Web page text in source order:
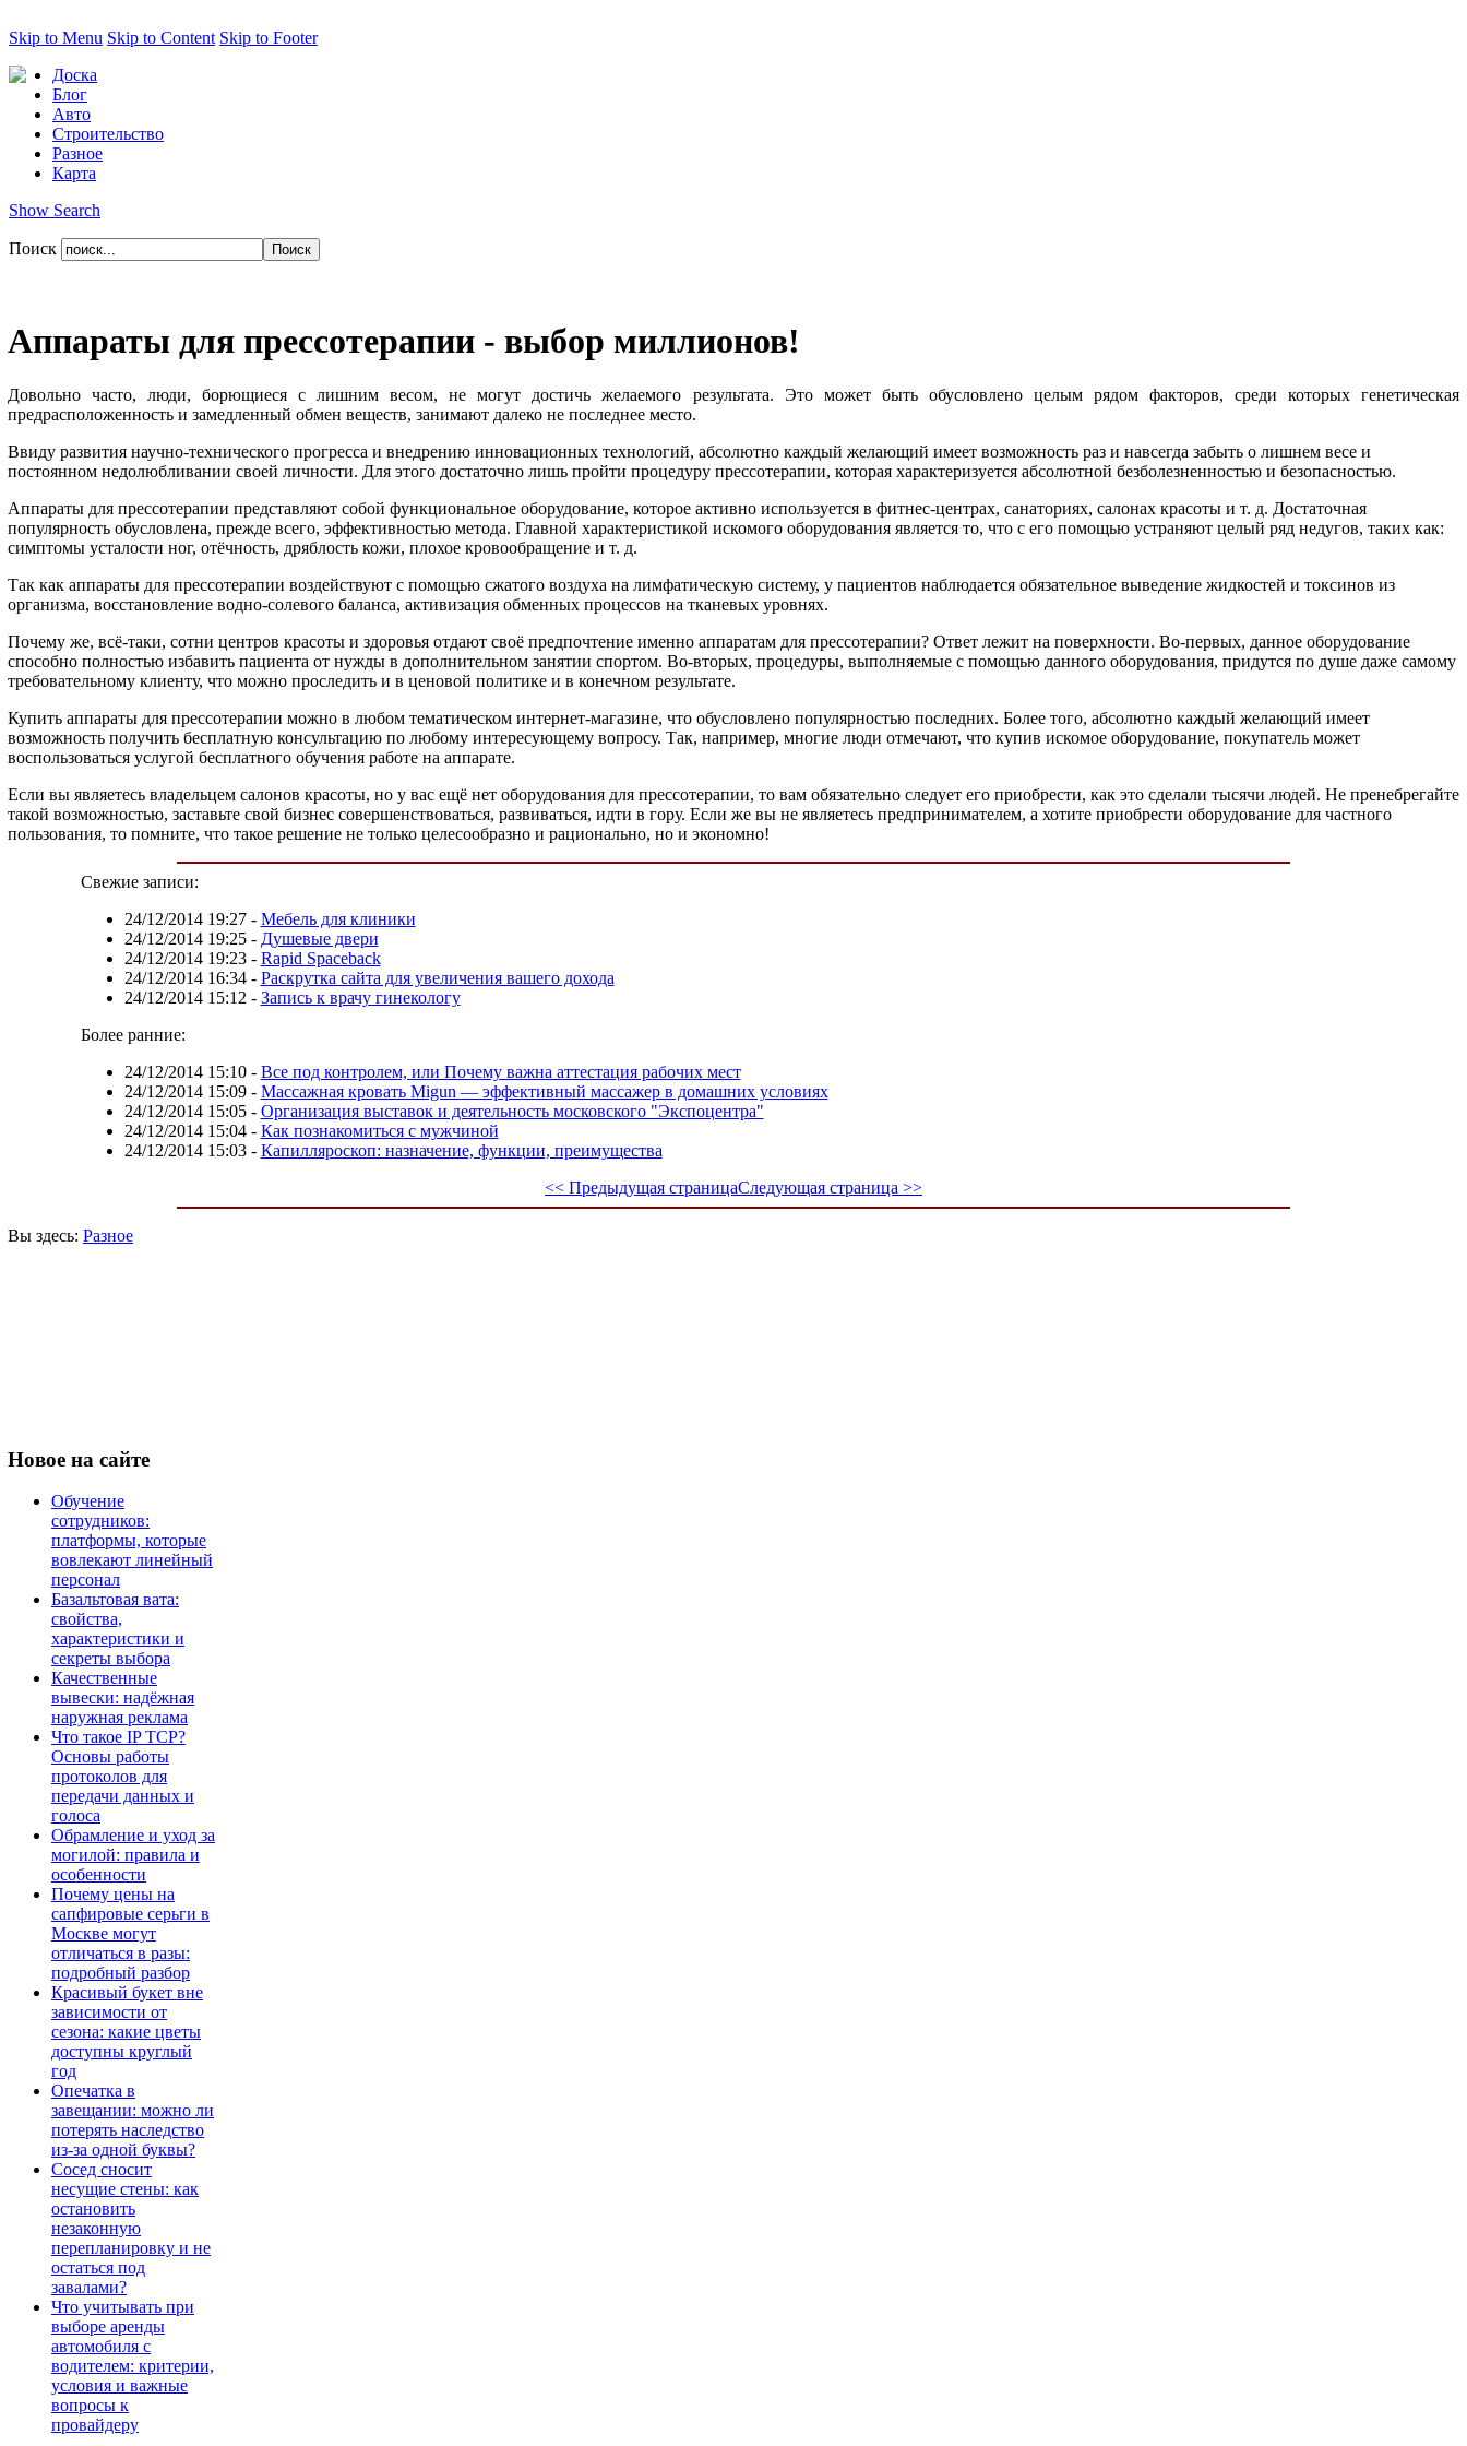
Skip to Menu Skip to Content Skip to Footer
Доска
Блог
Авто
Строительство
Разное
Карта
Show Search
Поиск
Аппараты для прессотерапии - выбор миллионов!
Довольно часто, люди, борющиеся с лишним весом, не могут достичь желаемого результата. Это может быть обусловлено целым рядом факторов, среди которых генетическая
предрасположенность и замедленный обмен веществ, занимают далеко не последнее место.
Ввиду развития научно-технического прогресса и внедрению инновационных технологий, абсолютно каждый желающий имеет возможность раз и навсегда забыть о лишнем весе и
постоянном недолюбливании своей личности. Для этого достаточно лишь пройти процедуру прессотерапии, которая характеризуется абсолютной безболезненностью и безопасностью.
Аппараты для прессотерапии представляют собой функциональное оборудование, которое активно используется в фитнес-центрах, санаториях, салонах красоты и т. д. Достаточная
популярность обусловлена, прежде всего, эффективностью метода. Главной характеристикой искомого оборудования является то, что с его помощью устраняют целый ряд недугов, таких как:
симптомы усталости ног, отёчность, дряблость кожи, плохое кровообращение и т. д.
Так как аппараты для прессотерапии воздействуют с помощью сжатого воздуха на лимфатическую систему, у пациентов наблюдается обязательное выведение жидкостей и токсинов из
организма, восстановление водно-солевого баланса, активизация обменных процессов на тканевых уровнях.
Почему же, всё-таки, сотни центров красоты и здоровья отдают своё предпочтение именно аппаратам для прессотерапии? Ответ лежит на поверхности. Во-первых, данное оборудование
способно полностью избавить пациента от нужды в дополнительном занятии спортом. Во-вторых, процедуры, выполняемые с помощью данного оборудования, придутся по душе даже самому
требовательному клиенту, что можно проследить и в ценовой политике и в конечном результате.
Купить аппараты для прессотерапии можно в любом тематическом интернет-магазине, что обусловлено популярностью последних. Более того, абсолютно каждый желающий имеет
возможность получить бесплатную консультацию по любому интересующему вопросу. Так, например, многие люди отмечают, что купив искомое оборудование, покупатель может
воспользоваться услугой бесплатного обучения работе на аппарате.
Если вы являетесь владельцем салонов красоты, но у вас ещё нет оборудования для прессотерапии, то вам обязательно следует его приобрести, как это сделали тысячи людей. Не пренебрегайте
такой возможностью, заставьте свой бизнес совершенствоваться, развиваться, идти в гору. Если же вы не являетесь предпринимателем, а хотите приобрести оборудование для частного
пользования, то помните, что такое решение не только целесообразно и рационально, но и экономно!
Свежие записи:
24/12/2014 19:27- Мебель для клиники
24/12/2014 19:25- Душевые двери
24/12/2014 19:23- Rapid Spaceback
24/12/2014 16:34- Раскрутка сайта для увеличения вашего дохода
24/12/2014 15:12 - Запись к врачу гинекологу
Более ранние:
24/12/2014 15:10- Все под контролем, или Почему важна аттестация рабочих мест
24/12/2014 15:09- Массажная кровать Migun — эффективный массажер в домашних условиях
24/12/2014 15:05- Организация выставок и деятельность московского "Экспоцентра"
24/12/2014 15:04- Как познакомиться с мужчиной
24/12/2014 15:03- Капилляроскоп: назначение, функции, преимущества
<< Предыдущая страницаСледующая страница >>
Вы здесь: Разное
Новое на сайте
Обучение
сотрудников:
платформы, которые
вовлекают линейный
персонал
Базальтовая вата:
свойства,
характеристики и
секреты выбора
Качественные
вывески: надёжная
наружная реклама
Что такое IP TCP?
Основы работы
протоколов для
передачи данных и
голоса
Обрамление и уход за
могилой: правила и
особенности
Почему цены на
сапфировые серьги в
Москве могут
отличаться в разы:
подробный разбор
Красивый букет вне
зависимости от
сезона: какие цветы
доступны круглый
год
Опечатка в
завещании: можно ли
потерять наследство
из-за одной буквы?
Сосед сносит
несущие стены: как
остановить
незаконную
перепланировку и не
остаться под
завалами?
Что учитывать при
выборе аренды
автомобиля с
водителем: критерии,
условия и важные
вопросы к
провайдеру